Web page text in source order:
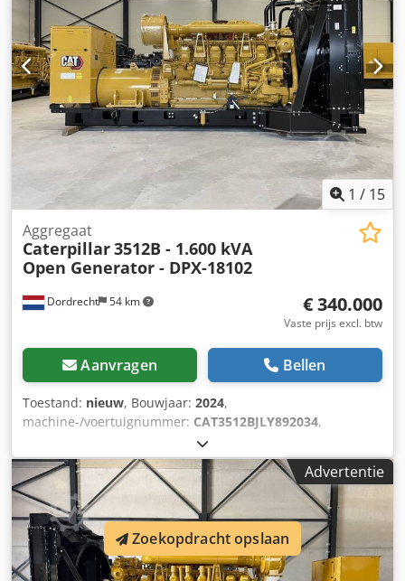
1 / 15
Dordrecht 54 km
Aggregaat
Caterpillar3512B - 1.600 kVA
Open Generator - DPX-18102
€ 340.000
Vaste prijs excl. btw
Aanvragen Bellen
Toestand: nieuw, Bouwjaar: 2024,
machine-/voertuignummer: CAT3512BJLY892034,
, vermogen:
motorfabrikant:Caterpillar 3512B, Toepassingsdoel: Bouw
Leeggewicht: 14.000 kg Generatorvermogen: 1.600 kVA
Afmetingen laadruimte: 572 x 208 x 222 cm CE-markering:
ja Algemene staat: zeer goed Dcjdpfewvdvusx Abmjk
Technische staat: zeer goed Optische staat: zeer goed
Neem contact op met Team DPX voor meer informatie. =
Verdere opties en toebehoren = - Accu - Bedieningspaneel
Advertentie
Zoekopdracht opslaan